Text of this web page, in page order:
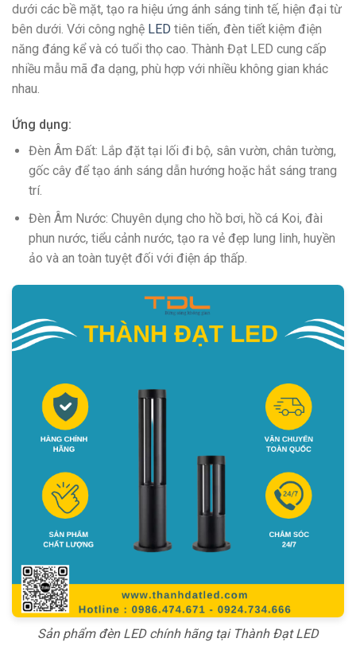
dưới các bề mặt, tạo ra hiệu ứng ánh sáng tinh tế, hiện đại từ
bên dưới. Với công nghệ LED tiên tiến, đèn tiết kiệm điện
năng đáng kể và có tuổi thọ cao. Thành Đạt LED cung cấp
nhiều mẫu mã đa dạng, phù hợp với nhiều không gian khác
nhau.
Ứng dụng:
Đèn Âm Đất: Lắp đặt tại lối đi bộ, sân vườn, chân tường,
gốc cây để tạo ánh sáng dẫn hướng hoặc hắt sáng trang
trí.
Đèn Âm Nước: Chuyên dụng cho hồ bơi, hồ cá Koi, đài
phun nước, tiểu cảnh nước, tạo ra vẻ đẹp lung linh, huyền
ảo và an toàn tuyệt đối với điện áp thấp.
Sản phẩm đèn LED chính hãng tại Thành Đạt LED